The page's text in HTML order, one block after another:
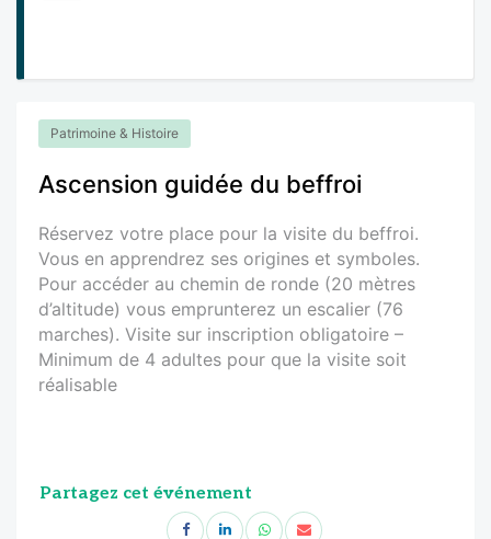
Patrimoine & Histoire
Ascension guidée du beffroi
Réservez votre place pour la visite du beffroi.
Vous en apprendrez ses origines et symboles.
Pour accéder au chemin de ronde (20 mètres
d’altitude) vous emprunterez un escalier (76
marches). Visite sur inscription obligatoire –
Minimum de 4 adultes pour que la visite soit
réalisable
Partagez cet événement